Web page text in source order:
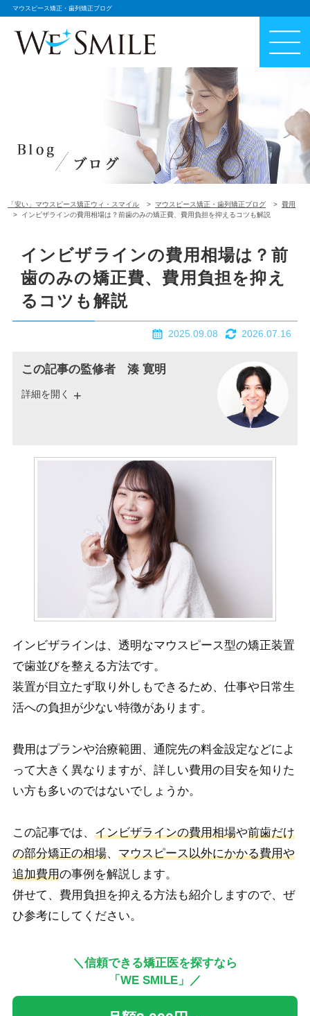
マウスピース矯正・歯列矯正ブログ
「安い」マウスピース矯正ウィ・スマイル マウスピース矯正・歯列矯正ブログ
費用
インビザラインの費用相場は？前歯のみの矯正費、費用負担を抑えるコツも解説
インビザラインの費用相場は？前
歯のみの矯正費、費用負担を抑え
るコツも解説
2025.09.08 2026.07.16
この記事の監修者 湊 寛明
詳細を開く
インビザラインは、透明なマウスピース型の矯正装置
で歯並びを整える方法です。
装置が目立たず取り外しもできるため、仕事や日常生
活への負担が少ない特徴があります。
費用はプランや治療範囲、通院先の料金設定などによ
って大きく異なりますが、詳しい費用の目安を知りた
い方も多いのではないでしょうか。
この記事では、 インビザラインの費用相場や前歯だけ
の部分矯正の相場、 マウスピース以外にかかる費用や
追加費用の事例を解説します。
併せて、費用負担を抑える方法も紹介し ますので、ぜ
ひ参考にしてください。
＼信頼できる矯正医を探すなら
「WE SMILE」／